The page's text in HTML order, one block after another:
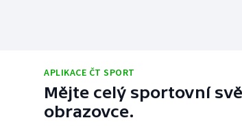
APLIKACE ČT SPORT
Mějte celý sportovní
obrazovce.